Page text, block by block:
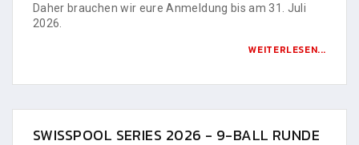
Daher brauchen wir eure Anmeldung bis am 31. Juli
2026.
WEITERLESEN...
SWISSPOOL SERIES 2026 - 9-BALL RUNDE